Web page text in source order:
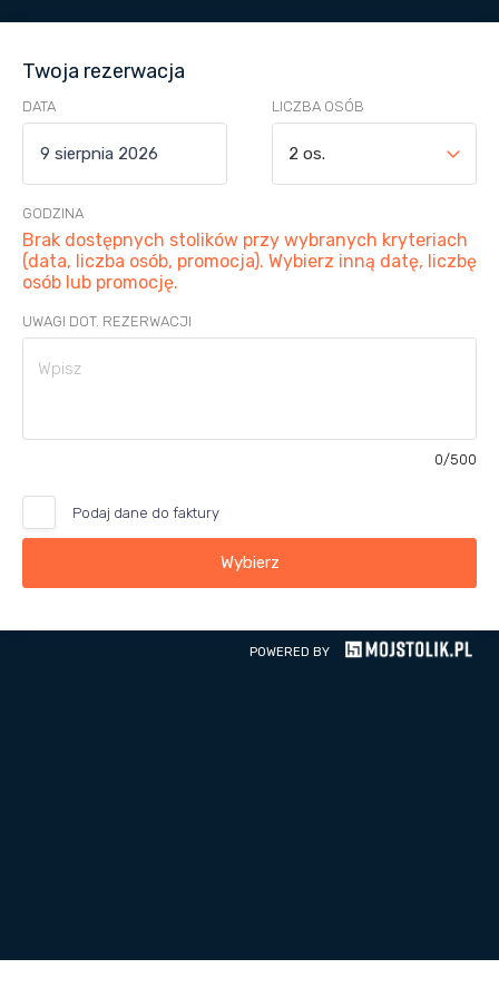
Twoja rezerwacja
DATA LICZBA OSÓB
2 os.
GODZINA
Brak dostępnych stolików przy wybranych kryteriach
(data, liczba osób, promocja). Wybierz inną datę, liczbę
osób lub promocję.
UWAGI DOT. REZERWACJI
0/500
Podaj dane do faktury
Wybierz
POWERED BY